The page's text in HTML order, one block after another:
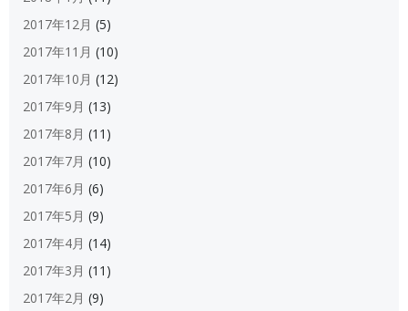
2017年12月 (5)
2017年11月 (10)
2017年10月 (12)
2017年9月 (13)
2017年8月 (11)
2017年7月 (10)
2017年6月 (6)
2017年5月 (9)
2017年4月 (14)
2017年3月 (11)
2017年2月 (9)